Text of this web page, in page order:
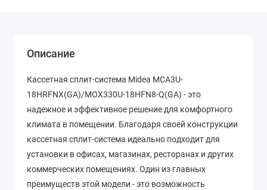
Описание
Кассетная сплит-система Midea MCA3U-
18HRFNX(GA)/MOX330U-18HFN8-Q(GA) - это
надежное и эффективное решение для комфортного
климата в помещении. Благодаря своей конструкции
кассетная сплит-система идеально подходит для
установки в офисах, магазинах, ресторанах и других
коммерческих помещениях. Один из главных
преимуществ этой модели - это возможность